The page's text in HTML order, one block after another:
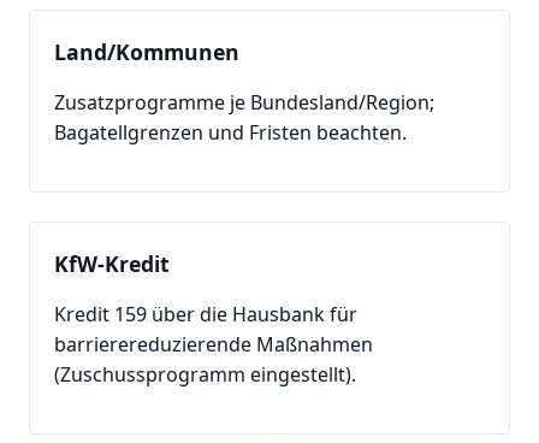
Land/Kommunen
Zusatzprogramme je Bundesland/Region;
Bagatellgrenzen und Fristen beachten.
KfW-Kredit
Kredit 159 über die Hausbank für
barrierereduzierende Maßnahmen
(Zuschussprogramm eingestellt).